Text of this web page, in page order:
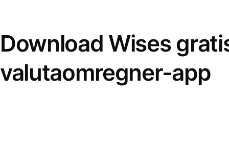
Download Wises
valutaomregner-app